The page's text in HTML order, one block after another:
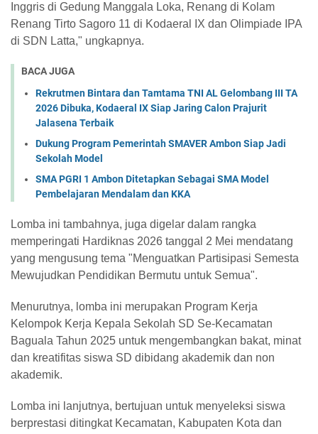
Inggris di Gedung Manggala Loka, Renang di Kolam
Renang Tirto Sagoro 11 di Kodaeral IX dan Olimpiade IPA
di SDN Latta," ungkapnya.
BACA JUGA
Rekrutmen Bintara dan Tamtama TNI AL Gelombang III TA
2026 Dibuka, Kodaeral IX Siap Jaring Calon Prajurit
Jalasena Terbaik
Dukung Program Pemerintah SMAVER Ambon Siap Jadi
Sekolah Model
SMA PGRI 1 Ambon Ditetapkan Sebagai SMA Model
Pembelajaran Mendalam dan KKA
Lomba ini tambahnya, juga digelar dalam rangka
memperingati Hardiknas 2026 tanggal 2 Mei mendatang
yang mengusung tema "Menguatkan Partisipasi Semesta
Mewujudkan Pendidikan Bermutu untuk Semua".
Menurutnya, lomba ini merupakan Program Kerja
Kelompok Kerja Kepala Sekolah SD Se-Kecamatan
Baguala Tahun 2025 untuk mengembangkan bakat, minat
dan kreatifitas siswa SD dibidang akademik dan non
akademik.
Lomba ini lanjutnya, bertujuan untuk menyeleksi siswa
berprestasi ditingkat Kecamatan, Kabupaten Kota dan